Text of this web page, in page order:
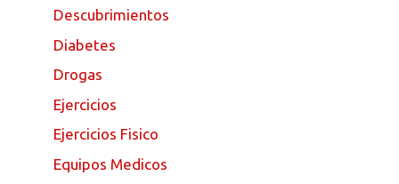
Descubrimientos
Diabetes
Drogas
Ejercicios
Ejercicios Fisico
Equipos Medicos